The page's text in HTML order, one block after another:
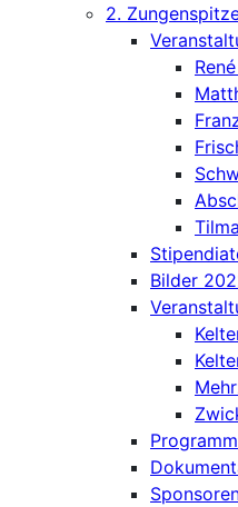
2.
Bilder